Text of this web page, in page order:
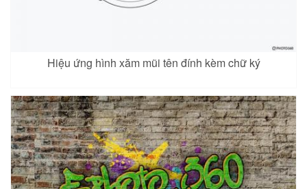
Hiệu ứng hình xăm mũi tên đính kèm chữ ký